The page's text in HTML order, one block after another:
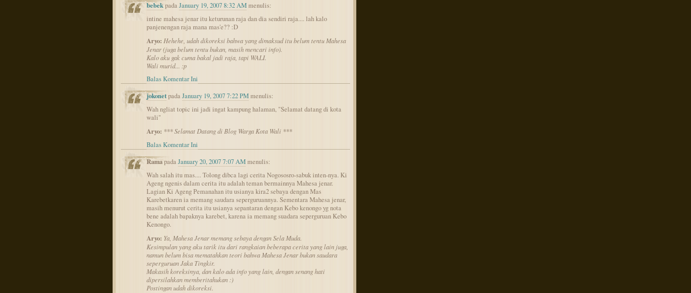
bebekpadaJanuary 19, 2007 8:32 AMmenulis:
intine mahesa jenar itu keturunan raja dan dia sendiri raja.... lah kalo
panjenengan raja mana mas'e?? :D
Aryo: Hehehe, udah dikoreksi bahwa yang dimaksud itu belum tentu Mahesa
Jenar (juga belum tentu bukan, masih mencari info).
Kalo aku gak cuma bakal jadi raja, tapi WALI.
Wali murid... :p
Balas Komentar Ini
jokonetpadaJanuary 19, 2007 7:22 PMmenulis:
Wah ngliat topic ini jadi ingat kampung halaman, "Selamat datang di kota
wali"
Aryo: *** Selamat Datang di Blog Warga Kota Wali ***
Balas Komentar Ini
RamapadaJanuary 20, 2007 7:07 AMmenulis:
Wah salah itu mas.... Tolong dibca lagi cerita Nogososro-sabuk inten-nya. Ki
Ageng ngenis dalam cerita itu adalah teman bermainnya Mahesa jenar.
Lagian Ki Ageng Pemanahan itu usianya kira2 sebaya dengan Mas
Karebetkaren ia memang saudara seperguruannya. Sementara Mahesa jenar,
masih menurut cerita itu usianya sepantaran dengan Kebo kenongo yg nota
bene adalah bapaknya karebet, karena ia memang suadara seperguruan Kebo
Kenongo.
Aryo: Ya, Mahesa Jenar memang sebaya dengan Sela Muda.
Kesimpulan yang aku tarik itu dari rangkaian beberapa cerita yang lain juga,
namun belum bisa mematahkan teori bahwa Mahesa Jenar bukan saudara
seperguruan Jaka Tingkir.
Makasih koreksinya, dan kalo ada info yang lain, dengan senang hati
dipersilahkan memberitahukan :)
Postingan udah dikoreksi.